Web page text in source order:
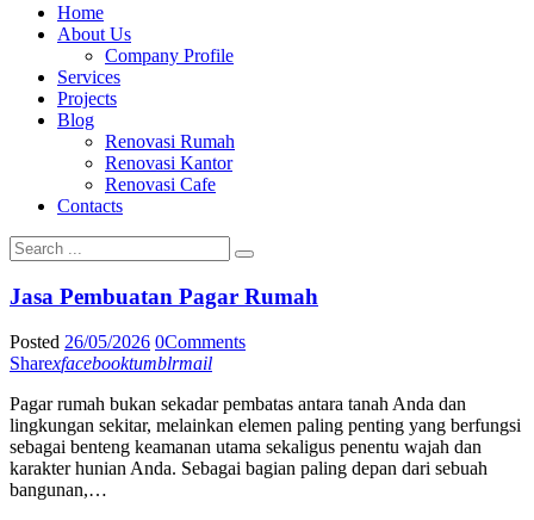
Home
About Us
Company Profile
Services
Projects
Blog
Renovasi Rumah
Renovasi Kantor
Renovasi Cafe
Contacts
Jasa Pembuatan Pagar Rumah
Posted 26/05/2026 0Comments
Sharexfacebooktumblrmail
Pagar rumah bukan sekadar pembatas antara tanah Anda dan
lingkungan sekitar, melainkan elemen paling penting yang berfungsi
sebagai benteng keamanan utama sekaligus penentu wajah dan
karakter hunian Anda. Sebagai bagian paling depan dari sebuah
bangunan,…